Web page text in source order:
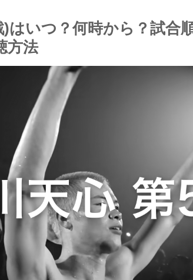
はいつ？何時から？試合
方法